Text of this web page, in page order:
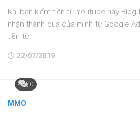
Khi bạn kiếm tiền từ Youtube hay
nhận thành quả của mình từ Google
tiền từ...
22/07/2019
0
MMO